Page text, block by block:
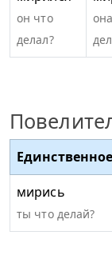
он что
делал?
мирись
ты что делай?